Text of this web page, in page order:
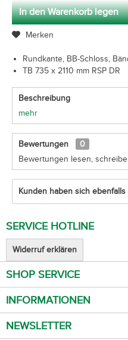
In den Warenkorb legen
Merken
Rundkante, BB-Schloss,
TB 735 x 2110 mm RSP DR
Beschreibung
mehr
Bewertungen
0
Bewertungen lesen,
Kunden haben sich
SERVICE HOTLINE
Widerruf erklären
SHOP SERVICE
INFORMATIONEN
NEWSLETTER